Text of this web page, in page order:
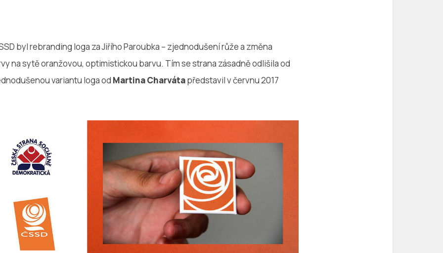
byl rebranding loga za Jiřího Paroubka – zjednodušení růže a změna
na sytě oranžovou, optimistickou barvu. Tím se strana zásadně odlišila od
variantu loga od Martina Charvátapředstavil v červnu 2017